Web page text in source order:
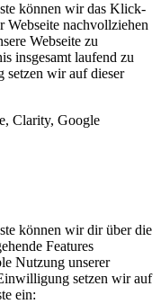
können wir das Klick-
Webseite nachvollziehen
Webseite zu
insgesamt laufend zu
setzen wir auf dieser
Clarity, Google
können wir dir über die
Features
Nutzung unserer
setzen wir auf
ein: